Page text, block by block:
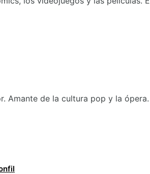
Amante de la cultura pop y la ópera.